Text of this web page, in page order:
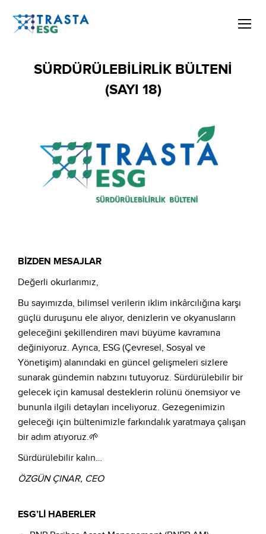
SÜRDÜRÜLEBİLİRLİK BÜLTENİ
(SAYI 18)
BİZDEN MESAJLAR
Değerli okurlarımız,
Bu sayımızda, bilimsel verilerin iklim inkârcılığına karşı
güçlü duruşunu ele alıyor, denizlerin ve okyanusların
geleceğini şekillendiren mavi büyüme kavramına
değiniyoruz. Ayrıca, ESG (Çevresel, Sosyal ve
Yönetişim) alanındaki en güncel gelişmeleri sizlere
sunarak gündemin nabzını tutuyoruz. Sürdürülebilir bir
gelecek için kamusal desteklerin rolünü önemsiyor ve
bununla ilgili detayları inceliyoruz. Gezegenimizin
geleceği için bültenimizle farkındalık yaratmaya çalışan
bir adım atıyoruz.🌱
Sürdürülebilir kalın…
ÖZGÜN ÇINAR, CEO
ESG’Lİ HABERLER